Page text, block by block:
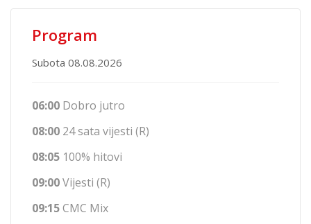
Program
Subota 08.08.2026
06:00 Dobro jutro
08:00 24 sata vijesti (R)
08:05 100% hitovi
09:00Vijesti (R)
09:15CMC Mix